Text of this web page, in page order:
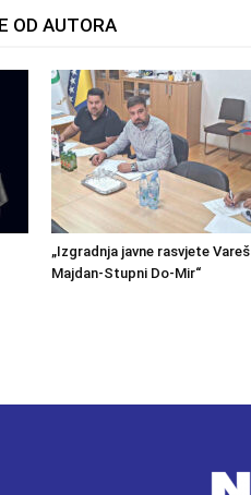
OD AUTORA
„Izgradnja javne rasvjete Vareš
Majdan-Stupni Do-Mir“